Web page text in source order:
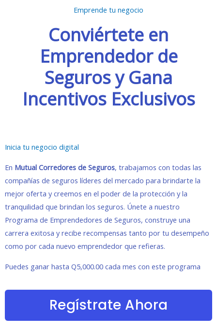
Emprende tu negocio
Conviértete en
Emprendedor de
Seguros y Gana
Incentivos Exclusivos
Inicia tu negocio digital
En Mutual Corredores de Seguros, trabajamos con todas las
compañías de seguros líderes del mercado para brindarte la
mejor oferta y creemos en el poder de la protección y la
tranquilidad que brindan los seguros. Únete a nuestro
Programa de Emprendedores de Seguros, construye una
carrera exitosa y recibe recompensas tanto por tu desempeño
como por cada nuevo emprendedor que refieras.
Puedes ganar hasta Q5,000.00 cada mes con este programa
Regístrate Ahora